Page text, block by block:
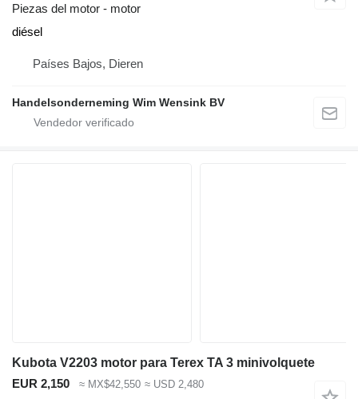
Piezas del motor - motor
diésel
Países Bajos, Dieren
Handelsonderneming Wim Wensink BV
Kubota V2203 motor para Terex TA 3 minivolquete
EUR 2,150
≈ MX$42,550 ≈ USD 2,480